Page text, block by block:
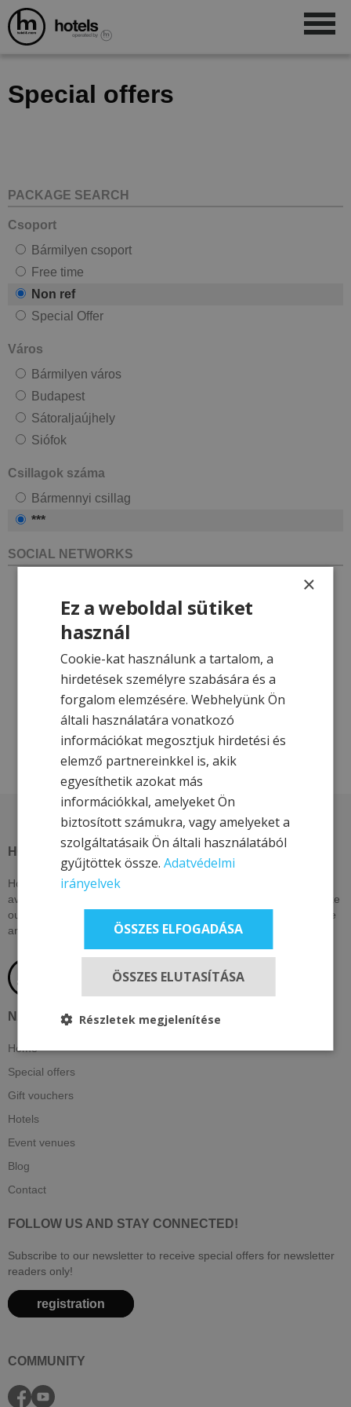
Special offers
PACKAGE SEARCH
Csoport
Bármilyen csoport
Free time
Non ref
Special Offer
Város
Bármilyen város
Budapest
Sátoraljaújhely
Siófok
Csillagok száma
Bármennyi csillag
***
SOCIAL NETWORKS
HOTEL & MORE HOTELS
Hotel & More hotels on this page offer exclusive discounts only
available here. Check back daily or subscribe to our newsletter, like
our social pages to be among the first to know about our exclusive
and unique offers!
NAVIGATION
Home
Special offers
Gift vouchers
Hotels
Event venues
Blog
Contact
FOLLOW US AND STAY CONNECTED!
Subscribe to our newsletter to receive special offers for newsletter
readers only!
registration
COMMUNITY
×
Ez a weboldal sütiket
használ
Cookie-kat használunk a tartalom, a
hirdetések személyre szabására és a
forgalom elemzésére. Webhelyünk Ön
általi használatára vonatkozó
információkat megosztjuk hirdetési és
elemző partnereinkkel is, akik
egyesíthetik azokat más
információkkal, amelyeket Ön
biztosított számukra, vagy amelyeket a
szolgáltatásaik Ön általi használatából
gyűjtöttek össze.Adatvédelmi
irányelvek
ÖSSZES ELFOGADÁSA
ÖSSZES ELUTASÍTÁSA
Részletek megjelenítése